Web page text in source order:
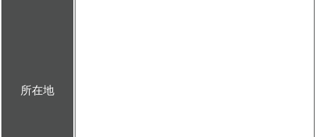
所在地